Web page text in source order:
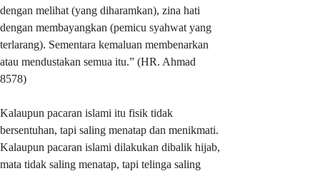
dengan melihat (yang diharamkan), zina hati
dengan membayangkan (pemicu syahwat yang
terlarang). Sementara kemaluan membenarkan
atau mendustakan semua itu.” (HR. Ahmad
8578)
Kalaupun pacaran islami itu fisik tidak
bersentuhan, tapi saling menatap dan menikmati.
Kalaupun pacaran islami dilakukan dibalik hijab,
mata tidak saling menatap, tapi telinga saling